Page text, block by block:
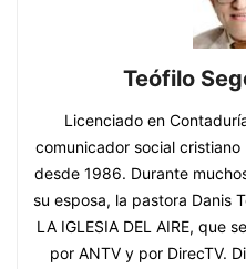
Teófilo
Licenciado en
comunicador social
desde 1986. Durante
su esposa, la pastora Danis
LA IGLESIA DEL AIRE, que
por ANTV y por DirecTV.